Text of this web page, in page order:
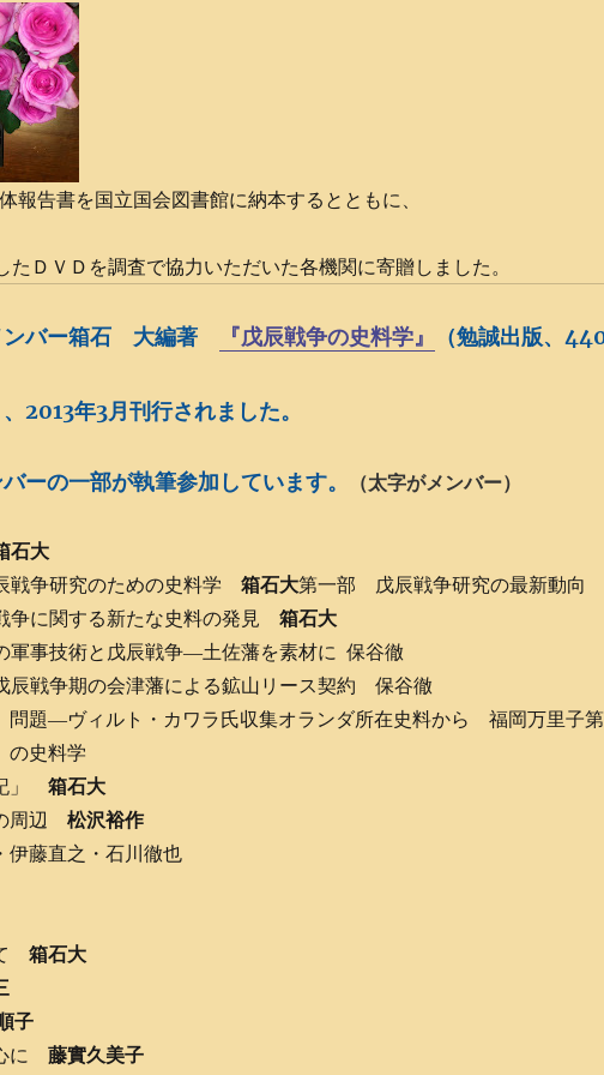
報告書を国立国会図書館に納本するとともに、
たＤＶＤを調査で協力いただいた各機関に寄贈しました。
ンバー箱石 大編著 『戊辰戦争の史料学』
（勉誠出版、
2013年3月刊行されました。
ーの一部が執筆参加しています。
（太字がメンバー）
石大
争研究のための史料学 箱石大第一部 戊辰戦争研究の最新動向
に関する新たな史料の発見 箱石大
軍事技術と戊辰戦争―土佐藩を素材に 保谷徹
戦争期の会津藩による鉱山リース契約 保谷徹
問題―ヴィルト・カワラ氏収集オランダ所在史料から 福岡万里子第
史料学
記」箱石大
の周辺松沢裕作
伊藤直之・石川徹也
て箱石大
子
心に藤實久美子